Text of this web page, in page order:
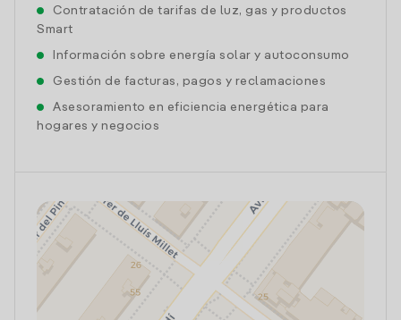
Contratación de tarifas de luz, gas y productos
Smart
Información sobre energía solar y autoconsumo
Gestión de facturas, pagos y reclamaciones
Asesoramiento en eficiencia energética para
hogares y negocios